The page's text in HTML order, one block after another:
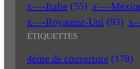
x—-Italie (55) x—-
x—-Royaume-Uni (93)
ÉTIQUETTES
4ème de couverture (178)